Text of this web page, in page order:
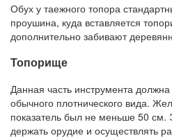
Обух у таежного топора
проушина, куда вставляется
дополнительно забивают
Топорище
Данная часть инструмента
обычного плотнического вида.
показатель был не меньше 50 см.
держать орудие и осуществлять